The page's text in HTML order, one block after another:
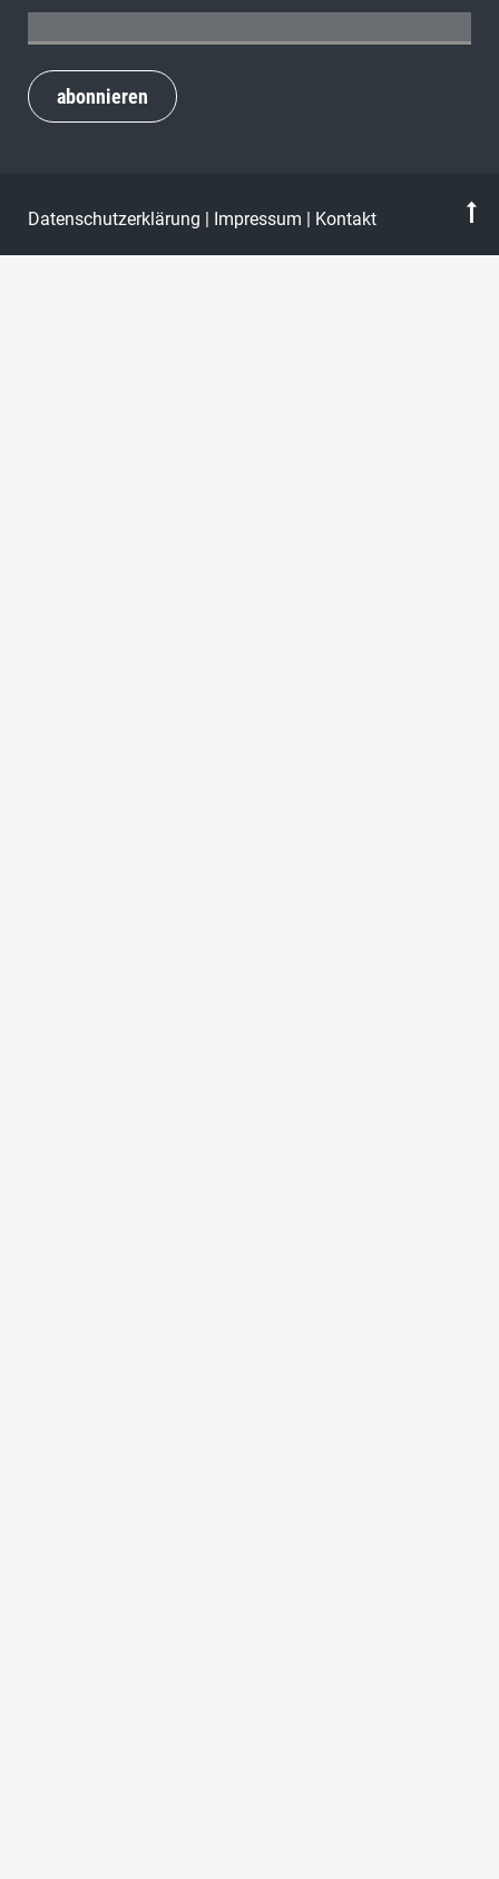
abonnieren
Datenschutzerklärung | Impressum | Kontakt